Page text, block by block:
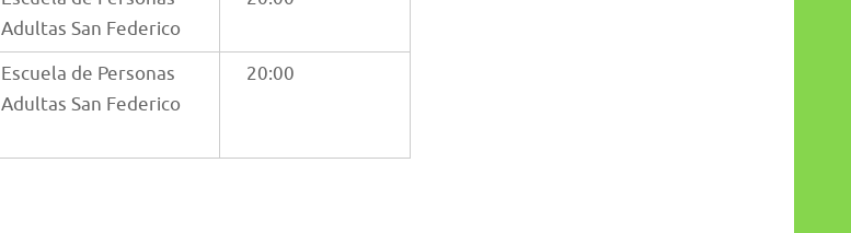
Adultas San Federico
Escuela de Personas
Adultas San Federico
20:00